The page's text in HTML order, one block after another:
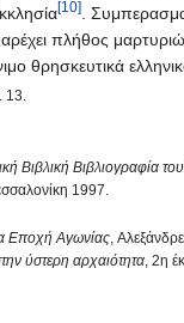
[10]
.
πλήθος
θρησκευτικά
13.
Βιβλική Βιβλιογραφία
1997.
Εποχή Αγωνίας ,
ύστερη αρχαιότητα , 2η